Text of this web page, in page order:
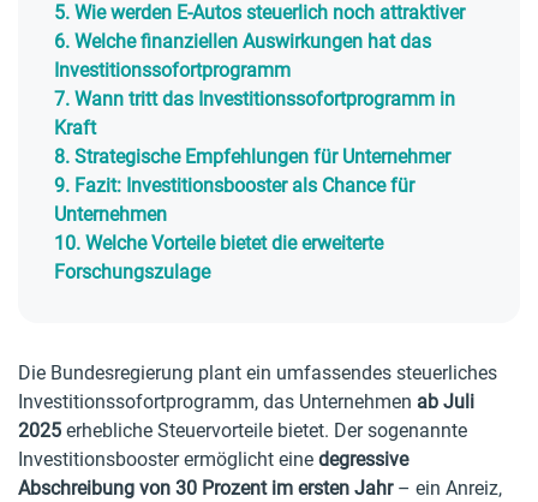
5. Wie werden E-Autos steuerlich noch attraktiver
6. Welche finanziellen Auswirkungen hat das
Investitionssofortprogramm
7. Wann tritt das Investitionssofortprogramm in
Kraft
8. Strategische Empfehlungen für Unternehmer
9. Fazit: Investitionsbooster als Chance für
Unternehmen
10. Welche Vorteile bietet die erweiterte
Forschungszulage
Die Bundesregierung plant ein umfassendes steuerliches
Investitionssofortprogramm, das Unternehmen ab Juli
2025 erhebliche Steuervorteile bietet. Der sogenannte
Investitionsbooster ermöglicht eine degressive
Abschreibung von 30 Prozent im ersten Jahr– ein Anreiz,